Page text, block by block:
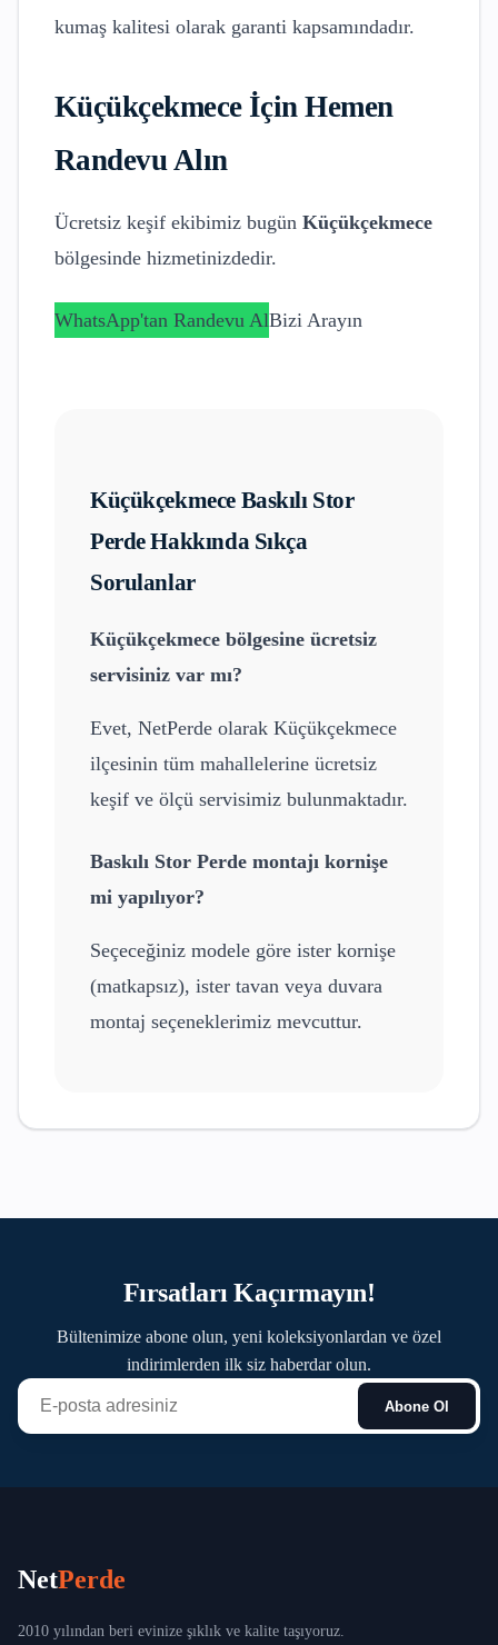
kumaş kalitesi olarak garanti kapsamındadır.
Küçükçekmeceİçin Hemen
Randevu Alın
Ücretsiz keşif ekibimiz bugün Küçükçekmece
bölgesinde hizmetinizdedir.
WhatsApp'tan Randevu AlBizi Arayın
Küçükçekmece Baskılı Stor
PerdeHakkında Sıkça
Sorulanlar
Küçükçekmece bölgesine ücretsiz
servisiniz var mı?
Evet, NetPerde olarak Küçükçekmece
ilçesinin tüm mahallelerine ücretsiz
keşif ve ölçü servisimiz bulunmaktadır.
Baskılı Stor Perde montajı kornişe
mi yapılıyor?
Seçeceğiniz modele göre ister kornişe
(matkapsız), ister tavan veya duvara
montaj seçeneklerimiz mevcuttur.
Fırsatları Kaçırmayın!
Bültenimize abone olun, yeni koleksiyonlardan ve özel
indirimlerden ilk siz haberdar olun.
Abone Ol
NetPerde
2010 yılından beri evinize şıklık ve kalite taşıyoruz.